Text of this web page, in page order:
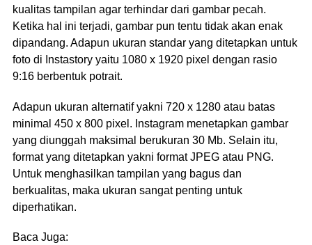
kualitas tampilan agar terhindar dari gambar pecah.
Ketika hal ini terjadi, gambar pun tentu tidak akan enak
dipandang. Adapun ukuran standar yang ditetapkan untuk
foto di Instastory yaitu 1080 x 1920 pixel dengan rasio
9:16 berbentuk potrait.
Adapun ukuran alternatif yakni 720 x 1280 atau batas
minimal 450 x 800 pixel. Instagram menetapkan gambar
yang diunggah maksimal berukuran 30 Mb. Selain itu,
format yang ditetapkan yakni format JPEG atau PNG.
Untuk menghasilkan tampilan yang bagus dan
berkualitas, maka ukuran sangat penting untuk
diperhatikan.
Baca Juga: